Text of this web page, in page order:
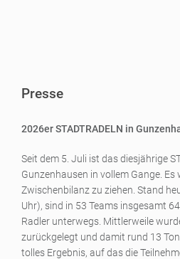
Presse
2026er STADTRADELN in
Seit dem 5. Juli ist das diesjährige
Gunzenhausen in vollem Gange. Es
Zwischenbilanz zu ziehen. Stand
Uhr), sind in 53 Teams insgesamt
Radler unterwegs. Mittlerweile
zurückgelegt und damit rund 13
tolles Ergebnis, auf das die